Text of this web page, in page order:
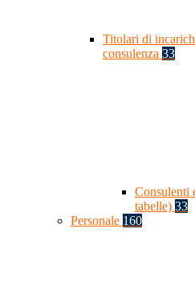
Titolari di
consulenza 33
Consulenti
tabelle) 33
Personale 160